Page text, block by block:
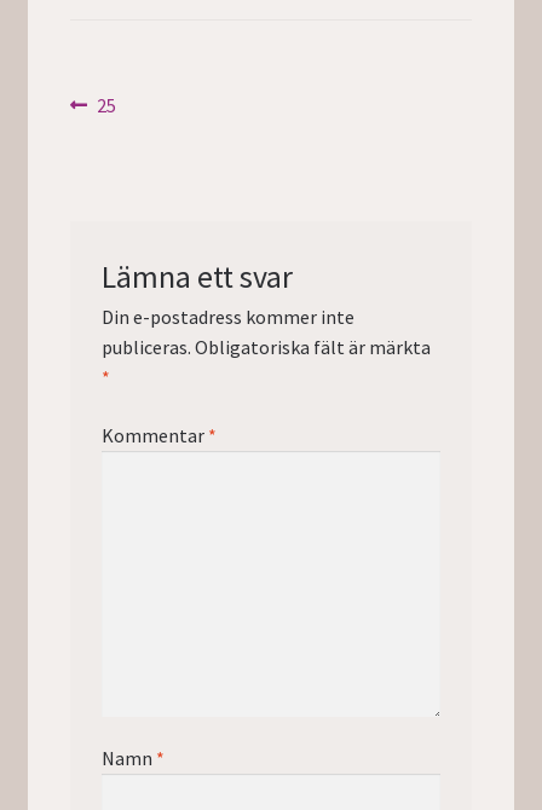
Inläggsnavigering
Föregående
25
Lämna ett svar
Din e-postadress kommer inte
publiceras. Obligatoriska fält är märkta
*
Kommentar *
Namn *